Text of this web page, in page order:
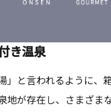
き温泉
」と言われるように、
地が存在し、さまざま